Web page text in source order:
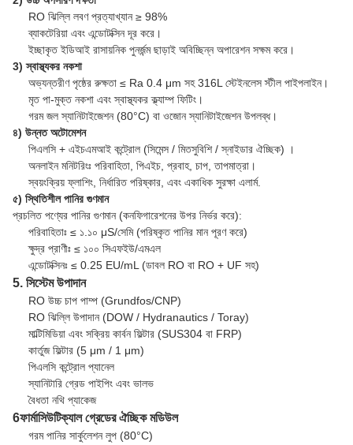
RO ঝিল্লি লবণ প্রত্যাখ্যান ≥ 98%
ব্যাকটেরিয়া এবং এন্ডোটক্সিন দূর করে।
ইচ্ছাকৃত ইডিআই রাসায়নিক পুনর্জন্ম ছাড়াই অবিচ্ছিন্ন অপারেশন সক্ষম করে।
3) স্বাস্থ্যকর নকশা
অভ্যন্তরীণ পৃষ্ঠের রুক্ষতা ≤ Ra 0.4 μm সহ 316L স্টেইনলেস স্টীল পাইপলাইন।
মৃত পা-মুক্ত নকশা এবং স্বাস্থ্যকর ক্ল্যাম্প ফিটিং।
গরম জল স্যানিটাইজেশন (80°C) বা ওজোন স্যানিটাইজেশন উপলব্ধ।
৪) উন্নত অটোমেশন
পিএলসি + এইচএমআই কন্ট্রোল (সিমেন্স / মিতসুবিশি / স্নাইডার ঐচ্ছিক) ।
অনলাইন মনিটরিংঃ পরিবাহিতা, পিএইচ, প্রবাহ, চাপ, তাপমাত্রা।
স্বয়ংক্রিয় ফ্লাশিং, নির্ধারিত পরিষ্কার, এবং একাধিক সুরক্ষা এলার্ম.
৫) স্থিতিশীল পানির গুণমান
প্রচলিত পণ্যের পানির গুণমান (কনফিগারেশনের উপর নির্ভর করে):
পরিবাহিতাঃ ≤ ১.১০ μS/সেমি (পরিষ্কৃত পানির মান পূরণ করে)
ক্ষুদ্র প্রাণীঃ ≤ ১০০ সিএফইউ/এমএল
এন্ডোটক্সিনঃ ≤ 0.25 EU/mL (ডাবল RO বা RO + UF সহ)
5. সিস্টেম উপাদান
RO উচ্চ চাপ পাম্প (Grundfos/CNP)
RO ঝিল্লি উপাদান (DOW / Hydranautics / Toray)
মাল্টিমিডিয়া এবং সক্রিয় কার্বন ফিল্টার (SUS304 বা FRP)
কার্তুজ ফিল্টার (5 μm / 1 μm)
পিএলসি কন্ট্রোল প্যানেল
স্যানিটারি গ্রেড পাইপিং এবং ভালভ
বৈধতা নথি প্যাকেজ
6ফার্মাসিউটিক্যাল গ্রেডের ঐচ্ছিক মডিউল
গরম পানির সার্কুলেশন লুপ (80°C)